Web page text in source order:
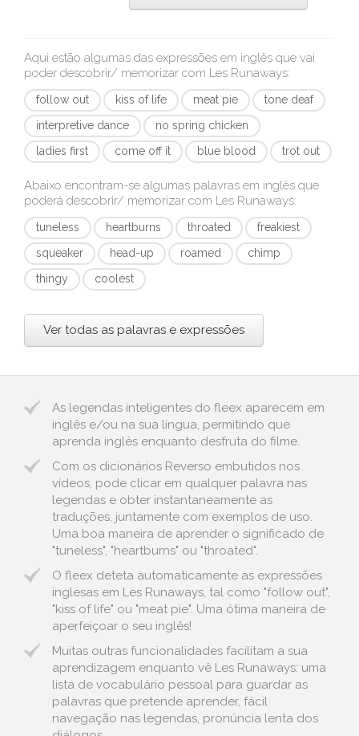
Aqui estão algumas das expressões em inglês que vai
poder descobrir/ memorizar com Les Runaways:
follow out kiss of life meat pie
tone deaf
interpretive dance
no spring chicken
ladies first
come off it blue blood trot out
Abaixo encontram-se algumas palavras em inglês que
poderá descobrir/ memorizar com Les Runaways:
tuneless heartburns throated
freakiest
squeaker
head-up roamed
chimp
thingy
coolest
Ver todas as palavras e expressões
As legendas inteligentes do fleex aparecem em
inglês e/ou na sua língua, permitindo que
aprenda inglês enquanto desfruta do filme.
Com os dicionários Reverso embutidos nos
vídeos, pode clicar em qualquer palavra nas
legendas e obter instantaneamente as
traduções, juntamente com exemplos de uso.
Uma boa maneira de aprender o significado de
"tuneless", "heartburns" ou "throated".
O fleex deteta automaticamente as expressões
inglesas em Les Runaways, tal como "follow out",
"kiss of life" ou "meat pie". Uma ótima maneira de
aperfeiçoar o seu inglês!
Muitas outras funcionalidades facilitam a sua
aprendizagem enquanto vê Les Runaways: uma
lista de vocabulário pessoal para guardar as
palavras que pretende aprender, fácil
navegação nas legendas, pronúncia lenta dos